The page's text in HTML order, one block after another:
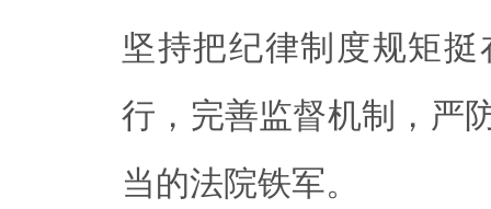
坚持把纪律制度规矩
行，完善监督机制，严
当的法院铁军。